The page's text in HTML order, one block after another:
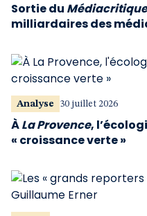
Sortie du
milliardaires des
Analyse 30 juillet 2026
ÀLa Provence,
« croissance verte »